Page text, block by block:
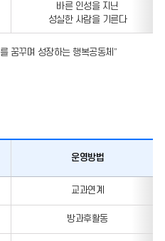
바른 인성을 지닌
성실한 사람을 기른다
꿈꾸며 성장하는 행복공동체”
운영방법
교과연계
방과후활동